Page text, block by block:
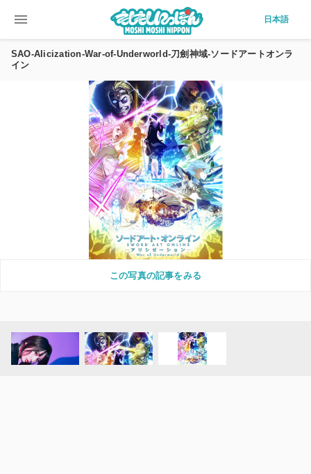
menu 日本語
SAO-Alicization-War-of-Underworld-刀劍神域-ソードアートオンラ
イン
この写真の記事をみる